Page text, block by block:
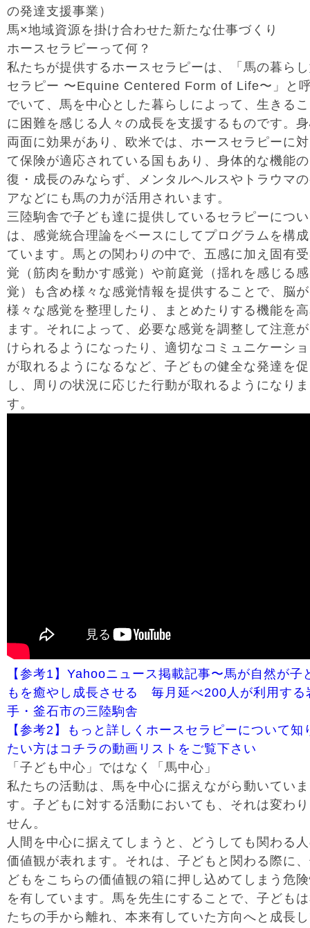
の発達支援事業）
馬×地域資源を掛け合わせた新たな仕事づくり
ホースセラピーって何？
私たちが提供するホースセラピーは、「馬の暮ら
セラピー 〜Equine Centered Form of Life〜」と
でいて、馬を中心とした暮らしによって、生きる
に困難を感じる人々の成長を支援するものです。
両面に効果があり、欧米では、ホースセラピーに
て保険が適応されている国もあり、身体的な機能
復・成長のみならず、メンタルヘルスやトラウマ
アなどにも馬の力が活用されいます。
三陸駒舎で子ども達に提供しているセラピーにつ
は、感覚統合理論をベースにしてプログラムを構
ています。馬との関わりの中で、五感に加え固有
覚（筋肉を動かす感覚）や前庭覚（揺れを感じる感
覚）も含め様々な感覚情報を提供することで、脳が
様々な感覚を整理したり、まとめたりする機能を
ます。それによって、必要な感覚を調整して注意
けられるようになったり、適切なコミュニケーシ
が取れるようになるなど、子どもの健全な発達を促
し、周りの状況に応じた行動が取れるようになりま
す。
【参考1】Yahooニュース掲載記事〜馬が自然が子
もを癒やし成長させる 毎月延べ200人が利用する
手・釜石市の三陸駒舎
【参考2】もっと詳しくホースセラピーについて知
たい方はコチラの動画リストをご覧下さい
「子ども中心」ではなく「馬中心」
私たちの活動は、馬を中心に据えながら動いていま
す。子どもに対する活動においても、それは変わ
せん。
人間を中心に据えてしまうと、どうしても関わる
価値観が表れます。それは、子どもと関わる際に
どもをこちらの価値観の箱に押し込めてしまう危
を有しています。馬を先生にすることで、子ども
たちの手から離れ、本来有していた方向へと成長